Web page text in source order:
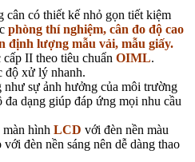
cân có thiết kế nhỏ gọn tiết kiệm
phòng thí nghiệm, cân đo độ cao
định lượng mẫu vải, mẫu giấy.
II theo tiêu chuẩn OIML.
độ xử lý nhanh.
sự ảnh hưởng của môi trường
dạng giúp đáp ứng mọi nhu cầu
màn hình LCD với đèn nền màu
đèn nền sáng nên dễ dàng thao